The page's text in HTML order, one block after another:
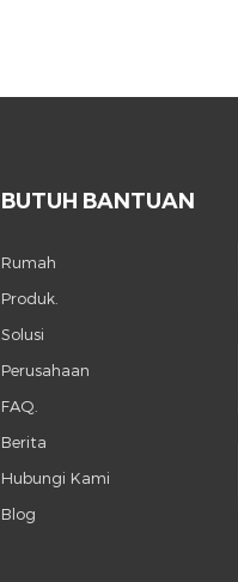
BUTUH BANTUAN
Rumah
Produk.
Solusi
Perusahaan
FAQ.
Berita
Hubungi Kami
Blog